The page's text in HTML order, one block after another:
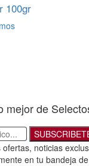
100gr
mejor de
noticias
en tu bandeja